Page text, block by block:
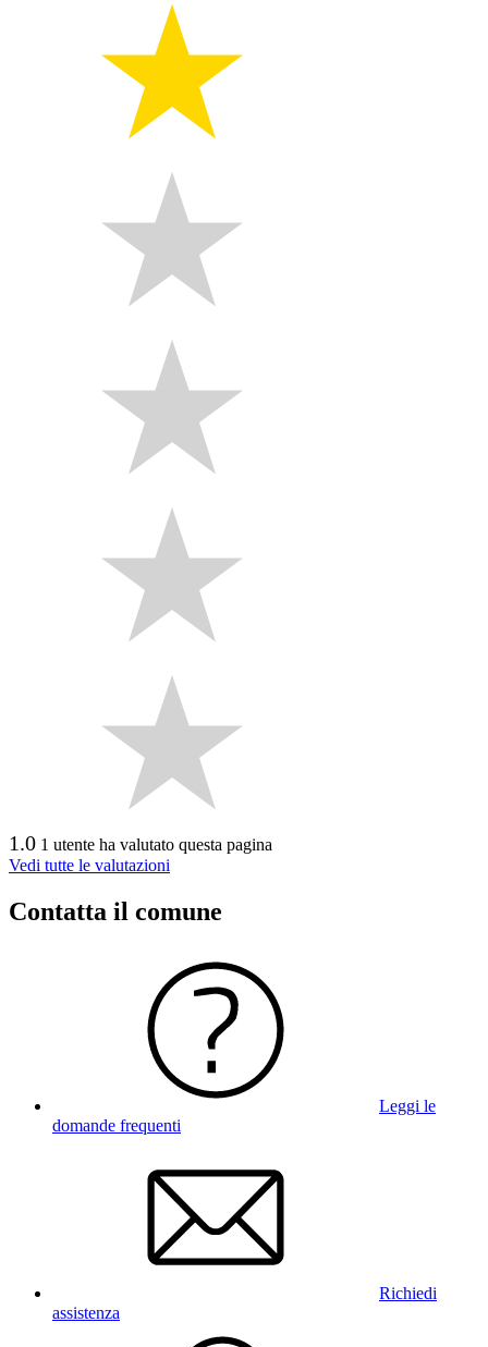
1.0 1 utente ha valutato questa pagina
Vedi tutte le valutazioni
Contatta il comune
Leggi le
domande frequenti
Richiedi
assistenza